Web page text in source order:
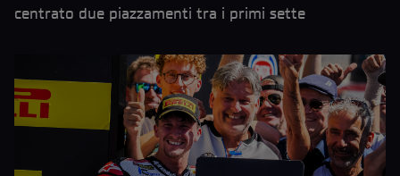
centrato due piazzamenti tra i primi sette